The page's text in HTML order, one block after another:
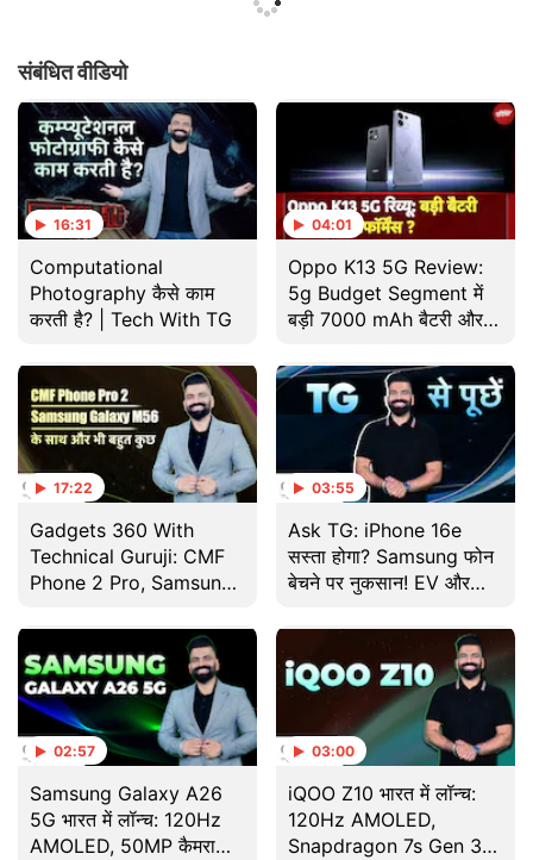
संबंधित वीडियो
16:31
Computational
Photography कैसे काम
करती है? | Tech With TG
04:01
Oppo K13 5G Review:
5g Budget Segment में
बड़ी 7000 mAh बैटरी और
लैस Phone
17:22
Gadgets 360 With
Technical Guruji: CMF
Phone 2 Pro, Samsung
के बड़े Updates
03:55
Ask TG: iPhone 16e
सस्ता होगा? Samsung फोन
बेचने पर नुकसान! EV और
02:57
Samsung Galaxy A26
5G भारत में लॉन्च: 120Hz
AMOLED, 50MP कैमरा
03:00
iQOO Z10 भारत में लॉन्च:
120Hz AMOLED,
Snapdragon 7s Gen 3